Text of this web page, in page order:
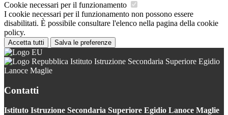
Cookie necessari per il funzionamento
I cookie necessari per il funzionamento non possono essere
disabilitati. È possibile consultare l'elenco nella pagina della cookie
policy.
Accetta tutti Salva le preferenze
Istituto Istruzione Secondaria Superiore Egidio
Lanoce Maglie
Contatti
Istituto Istruzione Secondaria Superiore Egidio Lanoce Maglie